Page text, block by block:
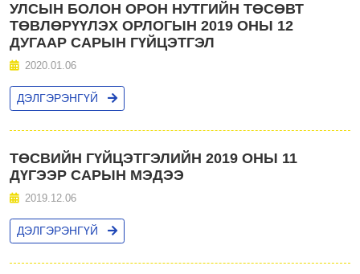
УЛСЫН БОЛОН ОРОН НУТГИЙН ТӨСӨВТ
ТӨВЛӨРҮҮЛЭХ ОРЛОГЫН 2019 ОНЫ 12
ДУГААР САРЫН ГҮЙЦЭТГЭЛ
2020.01.06
ДЭЛГЭРЭНГҮЙ
ТӨСВИЙН ГҮЙЦЭТГЭЛИЙН 2019 ОНЫ 11
ДҮГЭЭР САРЫН МЭДЭЭ
2019.12.06
ДЭЛГЭРЭНГҮЙ